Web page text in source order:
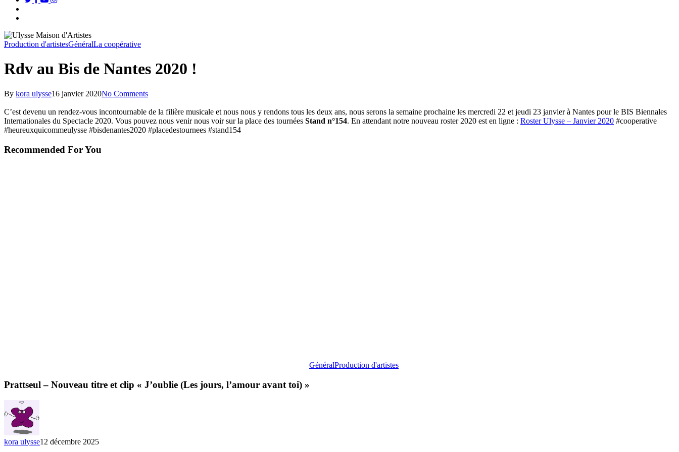
Production d'artistesGénéralLa coopérative
Rdv au Bis de Nantes 2020 !
By kora ulysse16 janvier 2020No Comments
C’est devenu un rendez-vous incontournable de la filière musicale et nous nous y rendons tous les deux ans, nous serons la semaine prochaine les mercredi 22 et jeudi 23 janvier à Nantes pour le BIS Biennales
Internationales du Spectacle 2020. Vous pouvez nous venir nous voir sur la place des tournées Stand n°154. En attendant notre nouveau roster 2020 est en ligne : Roster Ulysse – Janvier 2020 #cooperative
#heureuxquicommeulysse #bisdenantes2020 #placedestournees #stand154
Recommended For You
GénéralProduction d'artistes
Prattseul – Nouveau titre et clip « J’oublie (Les jours, l’amour avant toi) »
kora ulysse12 décembre 2025